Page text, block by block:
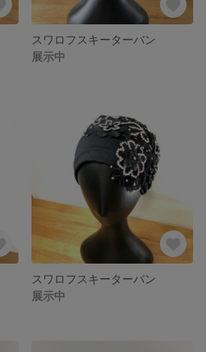
スワロフスキーターバン
展示中
スワロフスキーターバン
展示中